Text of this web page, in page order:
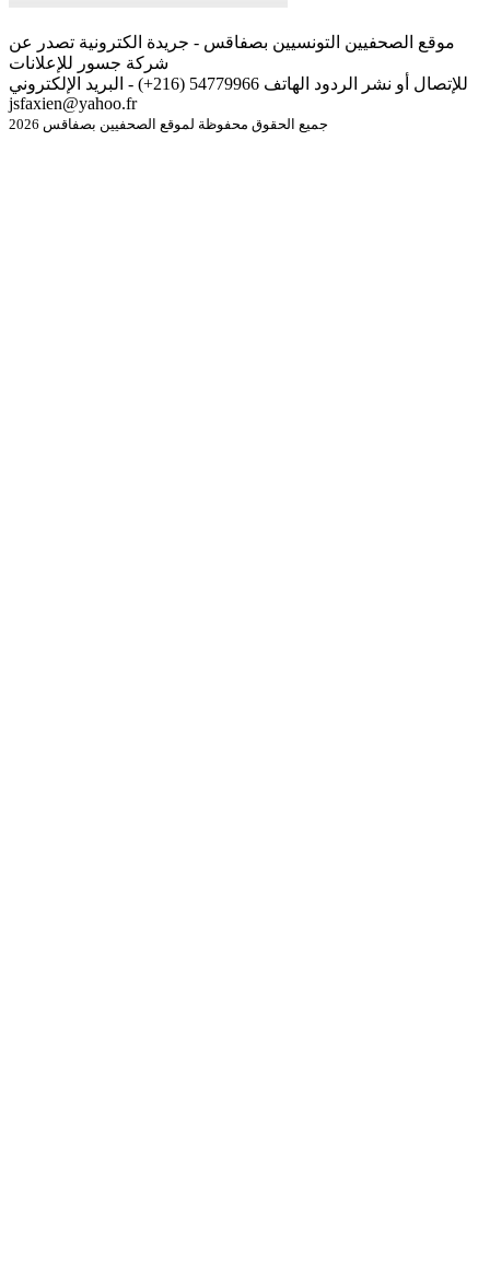
موقع الصحفيين التونسيين بصفاقس - جريدة الكترونية تصدر عن
شركة جسور للإعلانات
للإتصال أو نشر الردود الهاتف 54779966 (216+) - البريد الإلكتروني
jsfaxien@yahoo.fr
جميع الحقوق محفوظة لموقع الصحفيين بصفاقس 2026